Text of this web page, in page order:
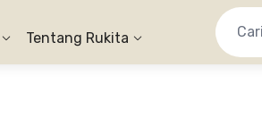
Tentang Rukita